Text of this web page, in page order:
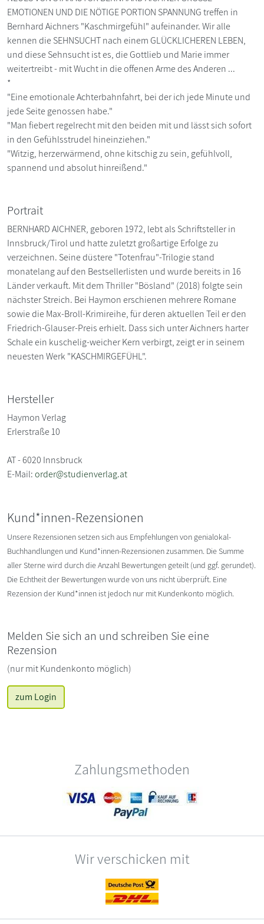
EMOTIONEN UND DIE NÖTIGE PORTION SPANNUNG treffen in
Bernhard Aichners "Kaschmirgefühl" aufeinander. Wir alle
kennen die SEHNSUCHT nach einem GLÜCKLICHEREN LEBEN,
und diese Sehnsucht ist es, die Gottlieb und Marie immer
weitertreibt - mit Wucht in die offenen Arme des Anderen ...
*
"Eine emotionale Achterbahnfahrt, bei der ich jede Minute und
jede Seite genossen habe."
"Man fiebert regelrecht mit den beiden mit und lässt sich sofort
in den Gefühlsstrudel hineinziehen."
"Witzig, herzerwärmend, ohne kitschig zu sein, gefühlvoll,
spannend und absolut hinreißend."
Portrait
BERNHARD AICHNER, geboren 1972, lebt als Schriftsteller in
Innsbruck/Tirol und hatte zuletzt großartige Erfolge zu
verzeichnen. Seine düstere "Totenfrau"-Trilogie stand
monatelang auf den Bestsellerlisten und wurde bereits in 16
Länder verkauft. Mit dem Thriller "Bösland" (2018) folgte sein
nächster Streich. Bei Haymon erschienen mehrere Romane
sowie die Max-Broll-Krimireihe, für deren aktuellen Teil er den
Friedrich-Glauser-Preis erhielt. Dass sich unter Aichners harter
Schale ein kuschelig-weicher Kern verbirgt, zeigt er in seinem
neuesten Werk "KASCHMIRGEFÜHL".
Hersteller
Haymon Verlag
Erlerstraße 10
AT - 6020 Innsbruck
E-Mail:order@studienverlag.at
Kund*innen-Rezensionen
Unsere Rezensionen setzen sich aus Empfehlungen von genialokal-
Buchhandlungen und Kund*innen-Rezensionen zusammen. Die Summe
aller Sterne wird durch die Anzahl Bewertungen geteilt (und ggf. gerundet).
Die Echtheit der Bewertungen wurde von uns nicht überprüft. Eine
Rezension der Kund*innen ist jedoch nur mit Kundenkonto möglich.
Melden Sie sich an und schreiben Sie eine
Rezension
(nur mit Kundenkonto möglich)
zum Login
Zahlungsmethoden
Wir verschicken mit